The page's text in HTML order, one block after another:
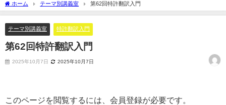
ホーム テーマ別講義室 第62回特許翻訳入門
テーマ別講義室 特許翻訳入門
第62回特許翻訳入門
2025年10月7日 2025年10月7日
このページを閲覧するには、会員登録が必要です。